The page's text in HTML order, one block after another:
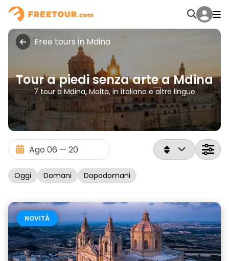
Free tours in Mdina
Tour a piedi senza arte a Mdina
7 tour a Mdina, Malta, in italiano e altre lingue
Oggi Domani Dopodomani
NOVITÀ